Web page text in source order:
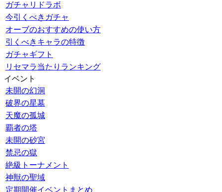
ガチャリドラボ
今引くべきガチャ
オーブのおすすめの使い方
引くべきキャラの特徴
ガチャギフト
リセマラ当たりランキング
イベント
未開の幻洞
破界の星墓
天魔の孤城
覇者の塔
未開の砂宮
禁忌の獄
絶級トーナメント
神獣の聖域
定期開催イベントまとめ